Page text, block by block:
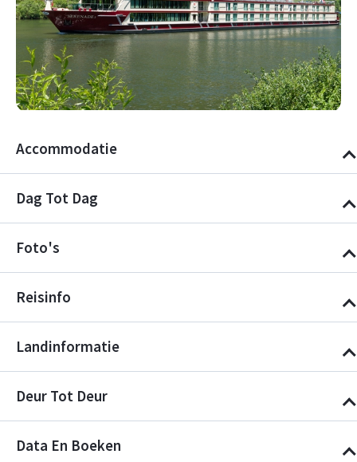
Accommodatie
Dag Tot Dag
Foto's
Reisinfo
Landinformatie
Deur Tot Deur
Data En Boeken